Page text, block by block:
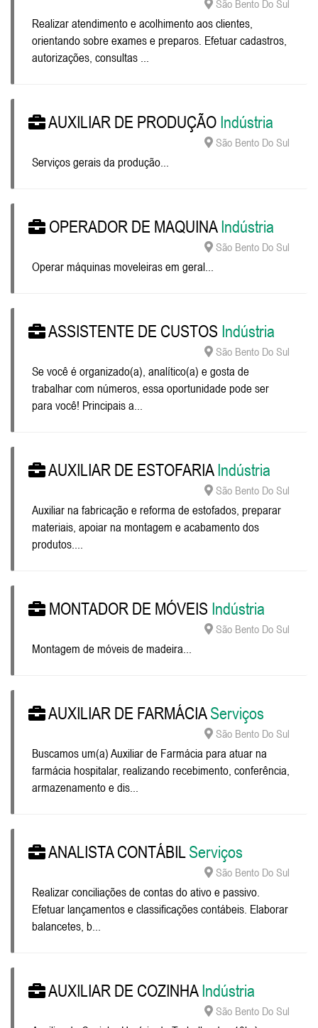
São Bento Do Sul
Realizar atendimento e acolhimento aos clientes,
orientando sobre exames e preparos. Efetuar cadastros,
autorizações, consultas ...
AUXILIAR DE PRODUÇÃO Indústria
São Bento Do Sul
Serviços gerais da produção...
OPERADOR DE MAQUINAIndústria
São Bento Do Sul
Operar máquinas moveleiras em geral...
ASSISTENTE DE CUSTOS Indústria
São Bento Do Sul
Se você é organizado(a), analítico(a) e gosta de
trabalhar com números, essa oportunidade pode ser
para você! Principais a...
AUXILIAR DE ESTOFARIAIndústria
São Bento Do Sul
Auxiliar na fabricação e reforma de estofados, preparar
materiais, apoiar na montagem e acabamento dos
produtos....
MONTADOR DE MÓVEIS Indústria
São Bento Do Sul
Montagem de móveis de madeira...
AUXILIAR DE FARMÁCIAServiços
São Bento Do Sul
Buscamos um(a) Auxiliar de Farmácia para atuar na
farmácia hospitalar, realizando recebimento, conferência,
armazenamento e dis...
ANALISTA CONTÁBILServiços
São Bento Do Sul
Realizar conciliações de contas do ativo e passivo.
Efetuar lançamentos e classificações contábeis. Elaborar
balancetes, b...
AUXILIAR DE COZINHAIndústria
São Bento Do Sul